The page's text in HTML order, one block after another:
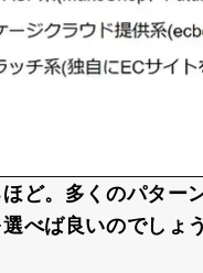
ど。多くのパター
べば良いのでしょ